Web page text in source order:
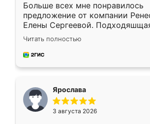
Больше всех мне понравилось
предложение от компании
Елены Сергеевой.
короткие сроки изготовления.
для замера сотрудник Владислав
предложил по моему эскизу
Читать полностью
Ярослава
3 августа 2026